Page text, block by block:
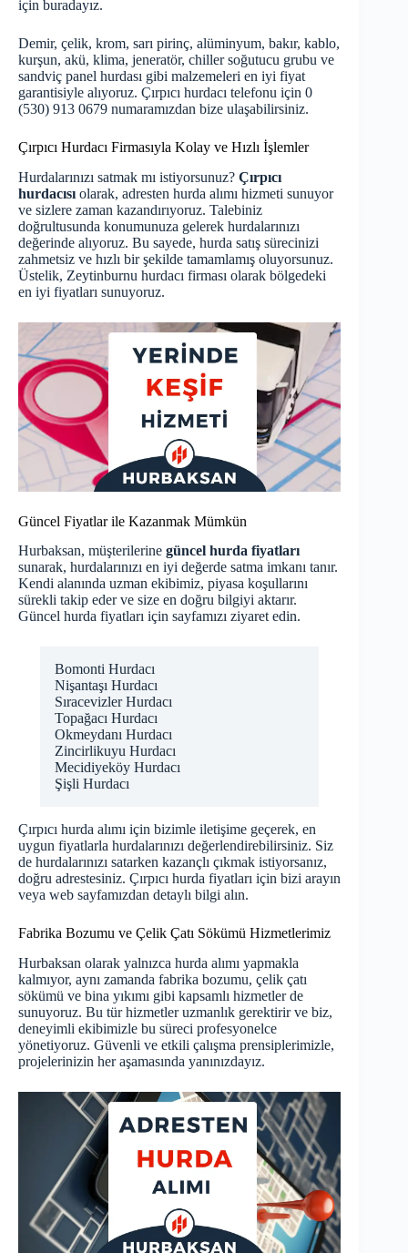
için buradayız.
Demir, çelik, krom, sarı pirinç, alüminyum, bakır, kablo,
kurşun, akü, klima, jeneratör, chiller soğutucu grubu ve
sandviç panel hurdası gibi malzemeleri en iyi fiyat
garantisiyle alıyoruz. Çırpıcı hurdacı telefonu için 0
(530) 913 0679 numaramızdan bize ulaşabilirsiniz.
Çırpıcı Hurdacı Firmasıyla Kolay ve Hızlı İşlemler
Hurdalarınızı satmak mı istiyorsunuz? Çırpıcı
hurdacısı olarak, adresten hurda alımı hizmeti sunuyor
ve sizlere zaman kazandırıyoruz. Talebiniz
doğrultusunda konumunuza gelerek hurdalarınızı
değerinde alıyoruz. Bu sayede, hurda satış sürecinizi
zahmetsiz ve hızlı bir şekilde tamamlamış oluyorsunuz.
Üstelik, Zeytinburnu hurdacı firması olarak bölgedeki
en iyi fiyatları sunuyoruz.
Güncel Fiyatlar ile Kazanmak Mümkün
Hurbaksan, müşterilerine güncel hurda fiyatları
sunarak, hurdalarınızı en iyi değerde satma imkanı tanır.
Kendi alanında uzman ekibimiz, piyasa koşullarını
sürekli takip eder ve size en doğru bilgiyi aktarır.
Güncel hurda fiyatları için sayfamızı ziyaret edin.
Bomonti Hurdacı
Nişantaşı Hurdacı
Sıracevizler Hurdacı
Topağacı Hurdacı
Okmeydanı Hurdacı
Zincirlikuyu Hurdacı
Mecidiyeköy Hurdacı
Şişli Hurdacı
Çırpıcı hurda alımı için bizimle iletişime geçerek, en
uygun fiyatlarla hurdalarınızı değerlendirebilirsiniz. Siz
de hurdalarınızı satarken kazançlı çıkmak istiyorsanız,
doğru adrestesiniz. Çırpıcı hurda fiyatları için bizi arayın
veya web sayfamızdan detaylı bilgi alın.
Fabrika Bozumu ve Çelik Çatı Sökümü Hizmetlerimiz
Hurbaksan olarak yalnızca hurda alımı yapmakla
kalmıyor, aynı zamanda fabrika bozumu, çelik çatı
sökümü ve bina yıkımı gibi kapsamlı hizmetler de
sunuyoruz. Bu tür hizmetler uzmanlık gerektirir ve biz,
deneyimli ekibimizle bu süreci profesyonelce
yönetiyoruz. Güvenli ve etkili çalışma prensiplerimizle,
projelerinizin her aşamasında yanınızdayız.